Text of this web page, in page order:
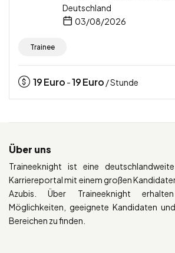
Deutschland
03/08/2026
Trainee
19Euro -19Euro / Stunde
Über uns
Traineeknight ist eine
Karriereportal mit einem großen
Azubis. Über Traineeknight
Möglichkeiten, geeignete Kandidaten
Bereichen zu finden.